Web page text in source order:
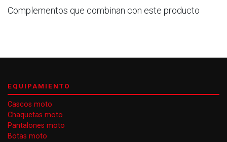
Complementos que combinan con este producto
EQUIPAMIENTO
Cascos moto
Chaquetas moto
Pantalones moto
Botas moto